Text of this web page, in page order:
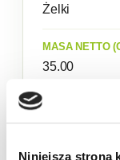
Niniejsza strona
Żelki
MASA NETTO
35.00
Wysoka